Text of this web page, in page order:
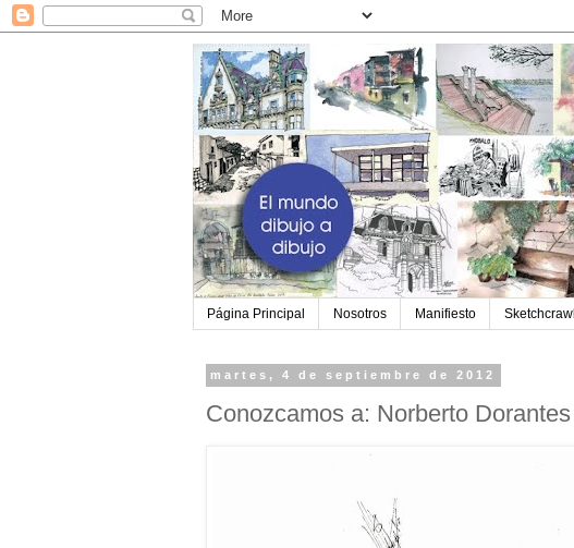
Página Principal Nosotros Manifiesto Sketchcrawl
martes, 4 de septiembre de 2012
Conozcamos a: Norberto Dorantes